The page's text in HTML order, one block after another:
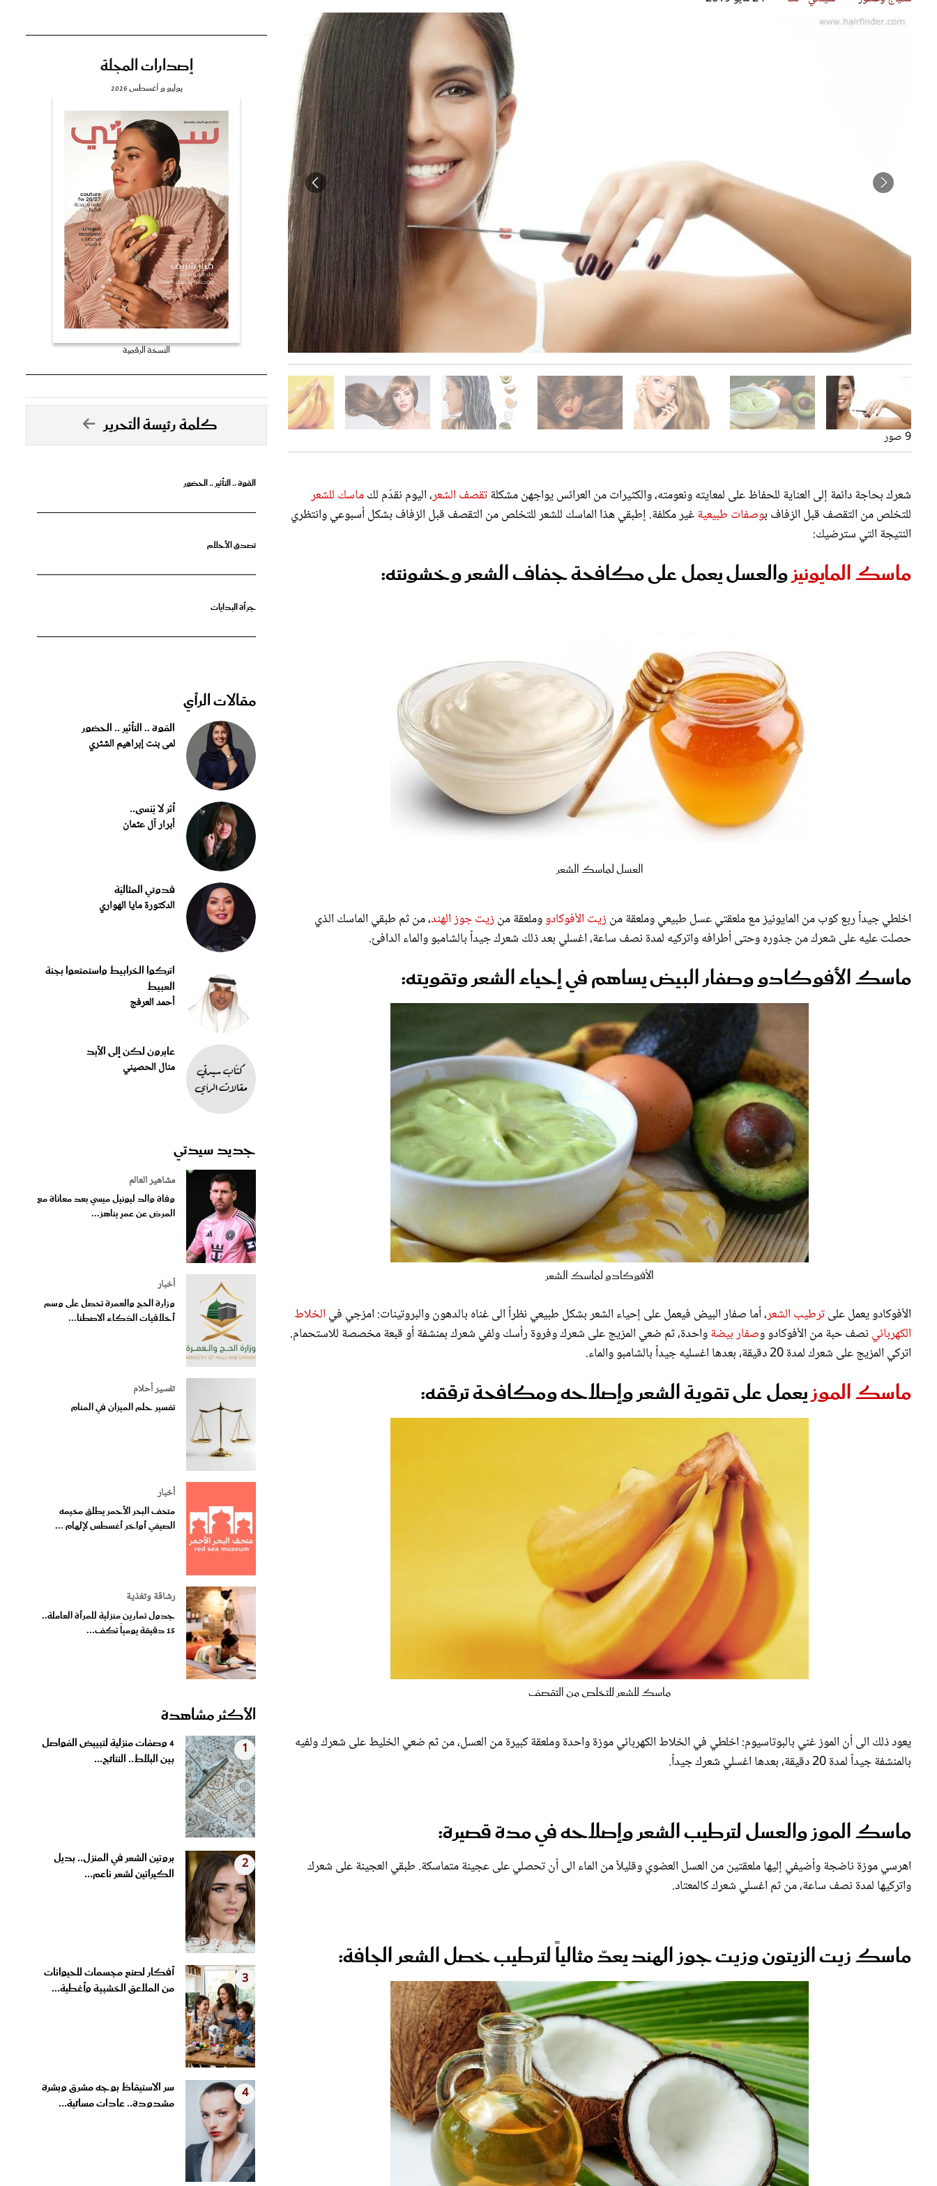
الأفوكادو لماسك الشعر
ماسك للشعر للتخلص من التقصف قبل الزفاف
ماسك للشعر للتخلص من التقصف
جوز الهند لماسك للشعر
العسل لماسك الشعر
9 صور
شعرك بحاجة دائمة إلى العناية للحفاظ على لمعايته ونعومته، والكثيرات من العرائس يواجهن مشكلةتقصف الشعر، اليوم نقدّم لكماسك للشعر
للتخلص من التقصف قبل الزفاف بوصفات طبيعيةغير مكلفة. إطبقي هذا الماسك للشعر للتخلص من التقصف قبل الزفاف بشكل أسبوعي وانتظري
النتيجة التي سترضيك:
ماسك المايونيزوالعسل يعمل على مكافحة جفاف الشعر وخشونته:
العسل لماسك الشعر
اخلطي جيداً ربع كوب من المايونيز مع ملعقتي عسل طبيعي وملعقة من زيت الأفوكادووملعقة من زيت جوز الهند، من ثم طبقي الماسك الذي
حصلت عليه على شعرك من جذوره وحتى أطرافه واتركيه لمدة نصف ساعة، اغسلي بعد ذلك شعرك جيداً بالشامبو والماء الدافئ.
ماسك الأفوكادو وصفار البيض يساهم في إحياء الشعر وتقويته:
الأفوكادو لماسك الشعر
الأفوكادو يعمل علىترطيب الشعر، أما صفار البيض فيعمل على إحياء الشعر بشكل طبيعي نظراً الى غناه بالدهون والبروتينات: امزجي في الخلاط
الكهربائي نصف حبة من الأفوكادو وصفار بيضةواحدة، ثم ضعي المزيج على شعرك وفروة رأسك ولفي شعرك بمنشفة أو قبعة مخصصة للاستحمام.
اتركي المزيج على شعرك لمدة 20 دقيقة، بعدها اغسليه جيداً بالشامبو والماء.
ماسك الموزيعمل على تقوية الشعر وإصلاحه ومكافحة ترققه:
ماسك للشعر للتخلص من التقصف
يعود ذلك الى أن الموز غني بالبوتاسيوم: اخلطي في الخلاط الكهربائي موزة واحدة وملعقة كبيرة من العسل، من ثم ضعي الخليط على شعرك ولفيه
بالمنشفة جيداً لمدة 20 دقيقة، بعدها اغسلي شعرك جيداً.
ماسك الموز والعسل لترطيب الشعر وإصلاحه في مدة قصيرة:
اهرسي موزة ناضجة وأضيفي إليها ملعقتين من العسل العضوي وقليلاً من الماء الى أن تحصلي على عجينة متماسكة. طبقي العجينة على شعرك
واتركيها لمدة نصف ساعة، من ثم اغسلي شعرك كالمعتاد.
ماسك زيت الزيتون وزيت جوز الهند يعدّ مثالياً لترطيب خصل الشعر الجافة:
إصدارات المجلة
يوليو و أغسطس 2026
النسخة الرقمية
كلمة رئيسة التحرير
القوة .. التأثير .. الحضور
تصدق الأحلام
جرأة البدايات
مقالات الرأي
القوة .. التأثير .. الحضور
لمى بنت إبراهيم الشثري
أثر لا يُنسى..
أبرار آل عثمان
قدوتي المثاليّة
الدكتورة مايا الهواري
اتركوا الخرابيط واستمتعوا بجنة
العبيط
أحمد العرفج
عابرون لكن إلى الأبد
منال الحصيني
جديد سيدتي
مشاهير العالم
وفاة والد ليونيل ميسي بعد معاناة مع
المرض عن عمرٍ يناهز...
أخبار
وزارة الحج والعمرة تحصل على وسم
أخلاقيات الذكاء الاصطنا...
تفسير أحلام
تفسير حلم الميزان في المنام
أخبار
متحف البحر الأحمر يطلق مخيمه
الصيفي أواخر أغسطس لإلهام ...
رشاقة وتغذية
جدول تمارين منزلية للمرأة العاملة..
15 دقيقة يومياً تكف...
الأكثر مشاهدة
1
4 وصفات منزلية لتبييض الفواصل
بين البلاط.. النتائج...
2
بروتين الشعر في المنزل.. بديل
الكيراتين لشعر ناعم...
3
أفكار لصنع مجسمات للحيوانات
من الملاعق الخشبية وأغطية...
4
سر الاستيقاظ بوجه مشرق وبشرة
مشدودة.. عادات مسائية...
قصص ملهمة
شباب وبنات
تطبيقات سيدتي
دليل السفر
آخر الأخبار
مجلة سيدتي
غلاف رفمي